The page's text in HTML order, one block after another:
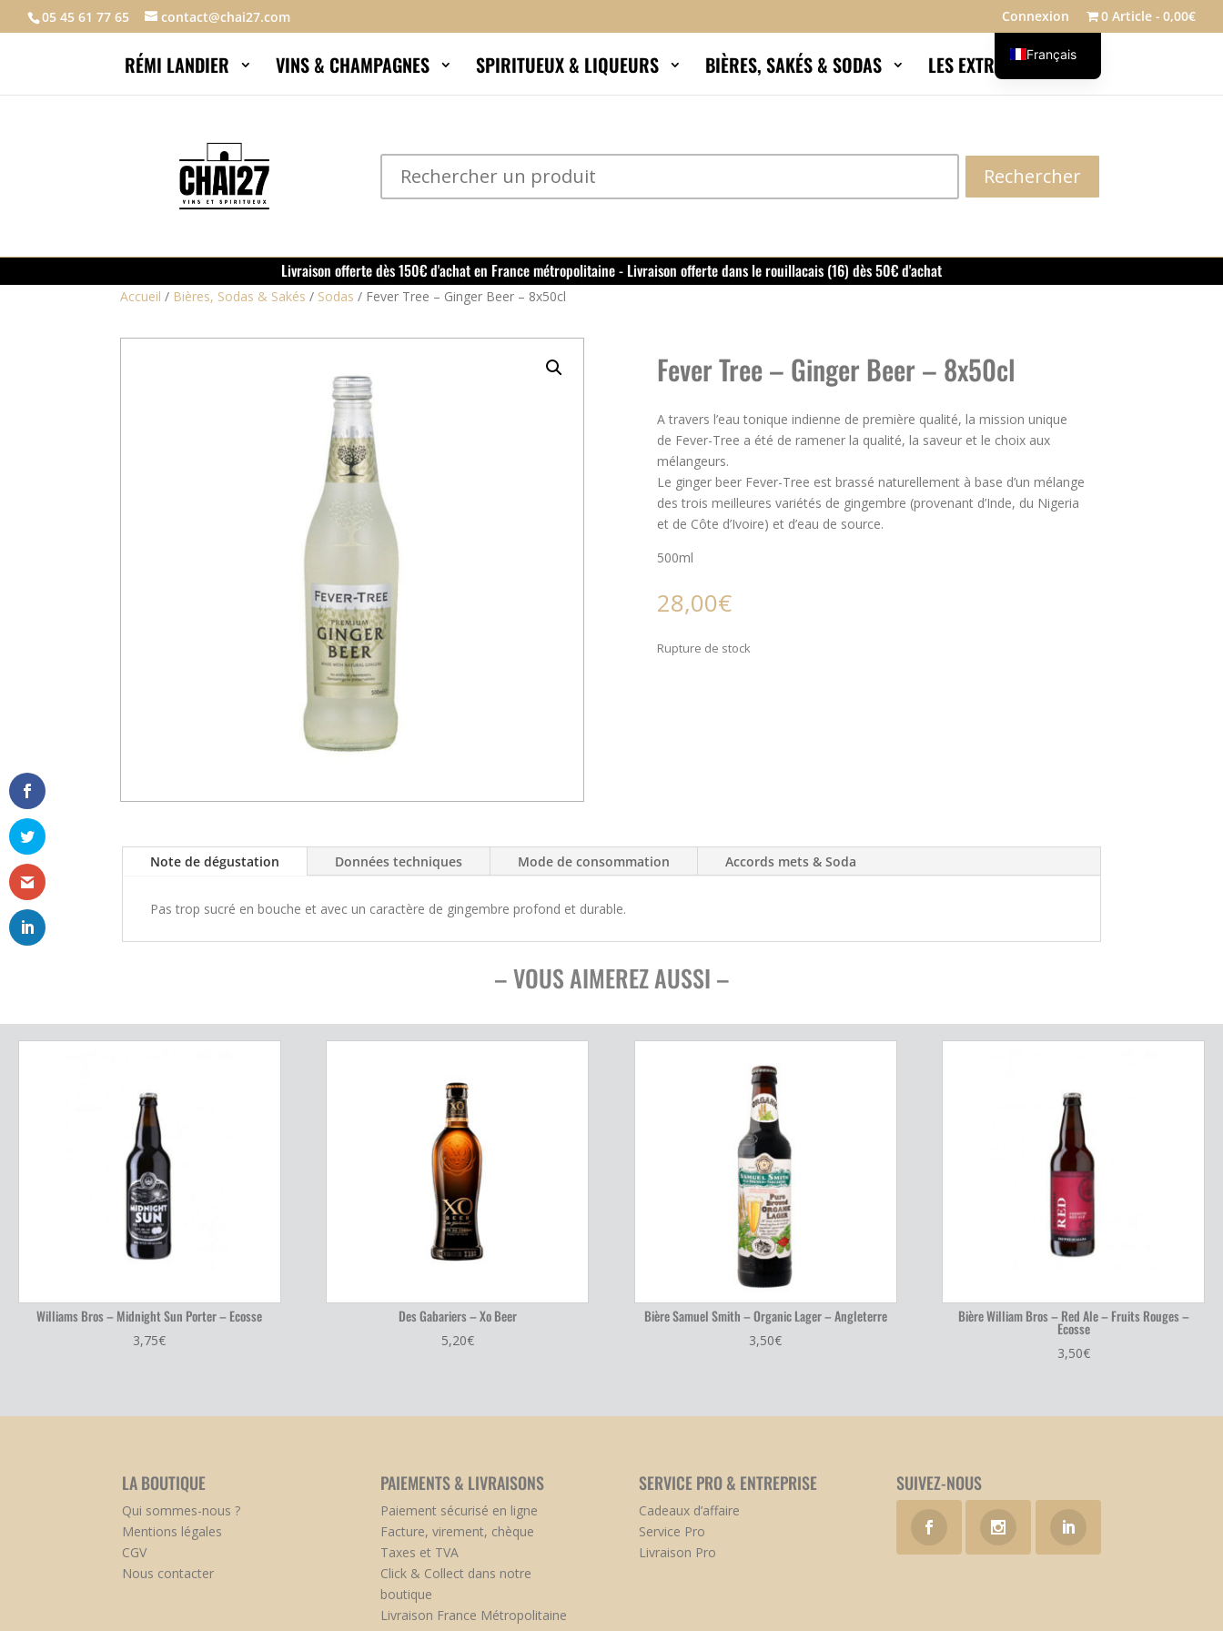
05 45 61 77 65 contact@chai27.com Connexion 0 Article 0,00€
RÉMI LANDIER VINS & CHAMPAGNES SPIRITUEUX & LIQUEURS BIÈRES, SAKÉS & SODAS LES EXTRAS Blog
Rechercher
Livraison offerte dès 150€ d'achat en France métropolitaine - Livraison offerte dans le rouillacais (16) dès 50€ d'achat
Accueil / Bières, Sodas & Sakés / Sodas / Fever Tree – Ginger Beer – 8x50cl
Fever Tree – Ginger Beer – 8x50cl
A travers l’eau tonique indienne de première qualité, la mission unique
de Fever-Tree a été de ramener la qualité, la saveur et le choix aux
mélangeurs.
Le ginger beer Fever-Tree est brassé naturellement à base d’un mélange
des trois meilleures variétés de gingembre (provenant d’Inde, du Nigeria
et de Côte d’Ivoire) et d’eau de source.
500ml
28,00€
Rupture de stock
Note de dégustation Données techniques Mode de consommation Accords mets & Soda
Pas trop sucré en bouche et avec un caractère de gingembre profond et durable.
– VOUS AIMEREZ AUSSI –
Williams Bros – Midnight Sun Porter – Ecosse
3,75€
Des Gabariers – Xo Beer
5,20€
Bière Samuel Smith – Organic Lager – Angleterre
3,50€
Bière William Bros – Red Ale – Fruits Rouges –
Ecosse
3,50€
LA BOUTIQUE
Qui sommes-nous ?
Mentions légales
CGV
Nous contacter
PAIEMENTS & LIVRAISONS
Paiement sécurisé en ligne
Facture, virement, chèque
Taxes et TVA
Click & Collect dans notre
boutique
Livraison France Métropolitaine
SERVICE PRO & ENTREPRISE
Cadeaux d’affaire
Service Pro
Livraison Pro
SUIVEZ-NOUS
Français
English